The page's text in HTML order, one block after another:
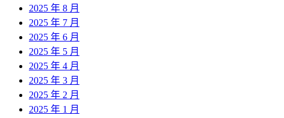
2025 年 8 月
2025 年 7 月
2025 年 6 月
2025 年 5 月
2025 年 4 月
2025 年 3 月
2025 年 2 月
2025 年 1 月